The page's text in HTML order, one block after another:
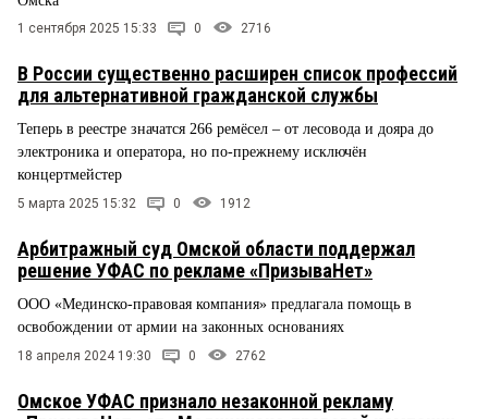
1 сентября 2025 15:33 0 2716
В России существенно расширен список профессий
для альтернативной гражданской службы
Теперь в реестре значатся 266 ремёсел – от лесовода и дояра до
электроника и оператора, но по-прежнему исключён
концертмейстер
5 марта 2025 15:32 0 1912
Арбитражный суд Омской области поддержал
решение УФАС по рекламе «ПризываНет»
ООО «Мединско-правовая компания» предлагала помощь в
освобождении от армии на законных основаниях
18 апреля 2024 19:30 0 2762
Омское УФАС признало незаконной рекламу